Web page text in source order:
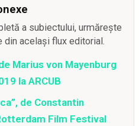
a subiectului, urmărește
același flux editorial.
Marius von Mayenburg
la ARCUB
de Constantin
Film Festival